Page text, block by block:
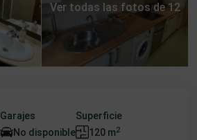
Ver todas las fotos de 12
Garajes
No disponible
Superficie
120 m2